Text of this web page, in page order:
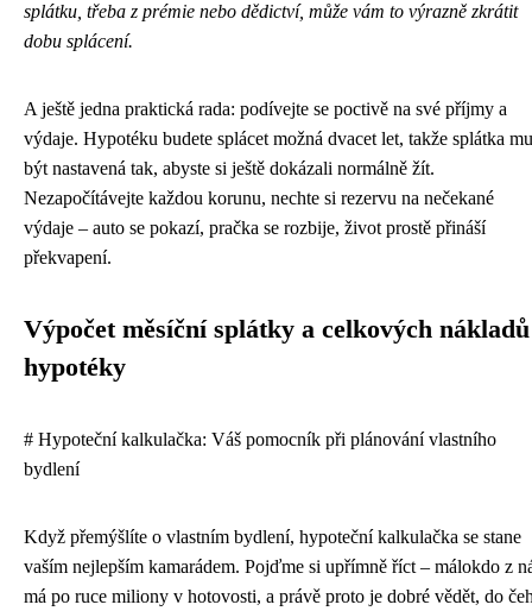
splátku, třeba z prémie nebo dědictví, může vám to výrazně zkrátit
dobu splácení.
A ještě jedna praktická rada: podívejte se poctivě na své příjmy a
výdaje. Hypotéku budete splácet možná dvacet let, takže splátka
být nastavená tak, abyste si ještě dokázali normálně žít.
Nezapočítávejte každou korunu, nechte si rezervu na nečekané
výdaje – auto se pokazí, pračka se rozbije, život prostě přináší
překvapení.
Výpočet měsíční splátky a celkových nákladů
hypotéky
# Hypoteční kalkulačka: Váš pomocník při plánování vlastního
bydlení
Když přemýšlíte o vlastním bydlení, hypoteční kalkulačka se stane
vaším nejlepším kamarádem. Pojďme si upřímně říct – málokdo z
má po ruce miliony v hotovosti, a právě proto je dobré vědět, do